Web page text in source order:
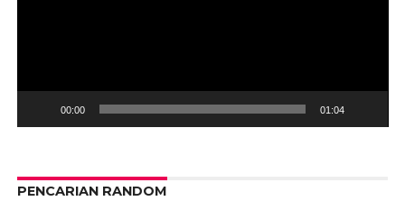
00:00 01:04
PENCARIAN RANDOM